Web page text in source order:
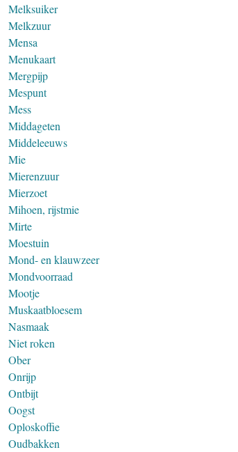
Melksuiker
Melkzuur
Mensa
Menukaart
Mergpijp
Mespunt
Mess
Middageten
Middeleeuws
Mie
Mierenzuur
Mierzoet
Mihoen, rijstmie
Mirte
Moestuin
Mond- en klauwzeer
Mondvoorraad
Mootje
Muskaatbloesem
Nasmaak
Niet roken
Ober
Onrijp
Ontbijt
Oogst
Oploskoffie
Oudbakken